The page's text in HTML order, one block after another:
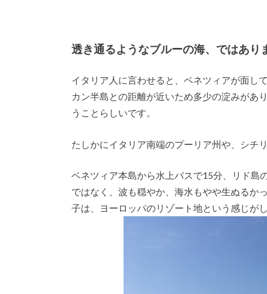
透き通るようなブルーの海、ではあり
イタリア人に言わせると、ベネツィアが面し
カン半島との距離が近いため多少の淀みがあ
うことらしいです。
たしかにイタリア南端のプーリア州や、シチ
ベネツィア本島から水上バスで15分、リド島
ではなく、波も穏やか、海水もやや生ぬるか
子は、ヨーロッパのリゾート地という感じがし